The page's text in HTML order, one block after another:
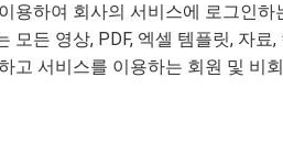
용하여 회사의 서비스에 로그인하
모든 영상, PDF, 엑셀 템플릿, 자
고 서비스를 이용하는 회원 및 비